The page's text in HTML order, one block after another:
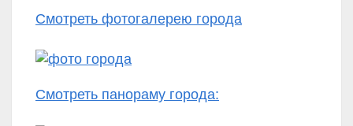
Смотреть фотогалерею города
Смотреть панораму города: